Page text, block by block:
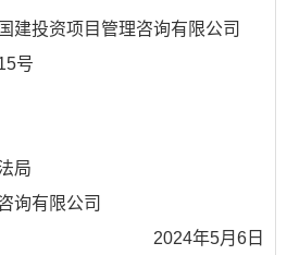
建投资项目管理咨询有限公司
号
局
询有限公司
2024年5月6日